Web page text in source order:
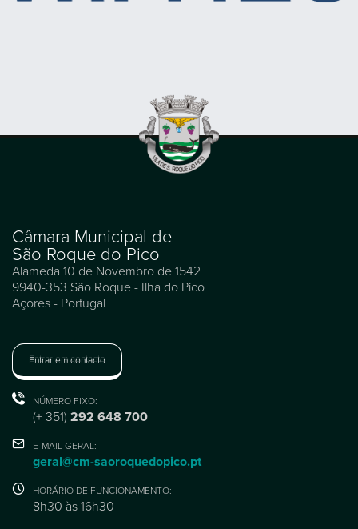
Câmara Municipal de
São Roque do Pico
Alameda 10 de Novembro de 1542
9940-353 São Roque - Ilha do Pico
Açores - Portugal
Entrar em contacto
NÚMERO FIXO:
(+ 351) 292 648 700
E-MAIL GERAL:
geral@cm-saoroquedopico.pt
HORÁRIO DE FUNCIONAMENTO:
8h30 às 16h30